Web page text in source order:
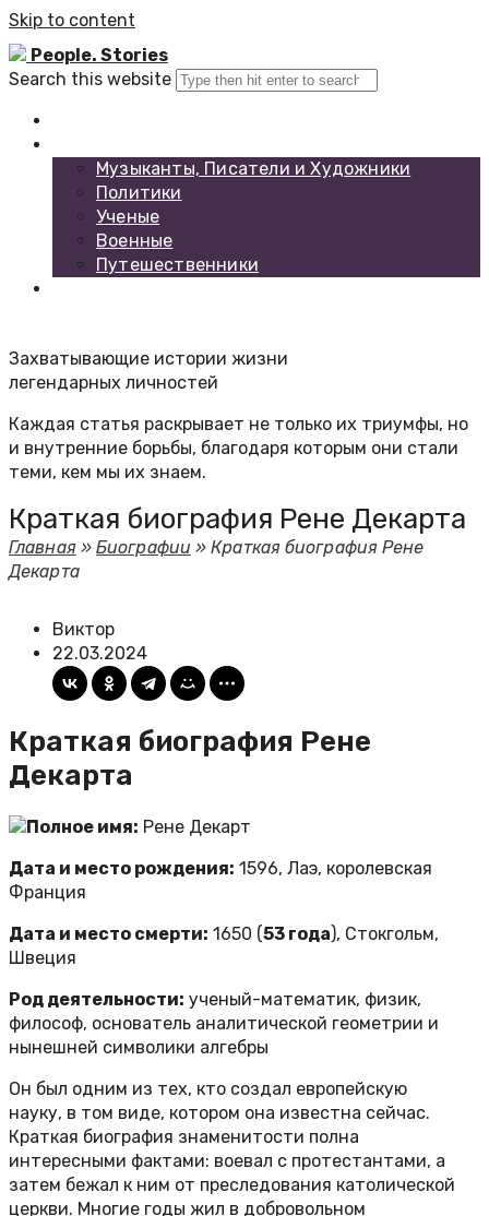
Skip to content
People. Stories
Search this website
Музыканты, Писатели и Художники
Политики
Ученые
Военные
Путешественники
Захватывающие истории жизни
легендарных личностей
Каждая статья раскрывает не только их триумфы, но
и внутренние борьбы, благодаря которым они стали
теми, кем мы их знаем.
Краткая биография Рене Декарта
Главная»Биографии »Краткая биография Рене
Декарта
Виктор
22.03.2024
Краткая биография Рене
Декарта
Полное имя: Рене Декарт
Дата и место рождения: 1596, Лаэ, королевская
Франция
Дата и место смерти: 1650 (53 года), Стокгольм,
Швеция
Род деятельности: ученый-математик, физик,
философ, основатель аналитической геометрии и
нынешней символики алгебры
Он был одним из тех, кто создал европейскую
науку, в том виде, котором она известна сейчас.
Краткая биография знаменитости полна
интересными фактами: воевал с протестантами, а
затем бежал к ним от преследования католической
церкви. Многие годы жил в добровольном